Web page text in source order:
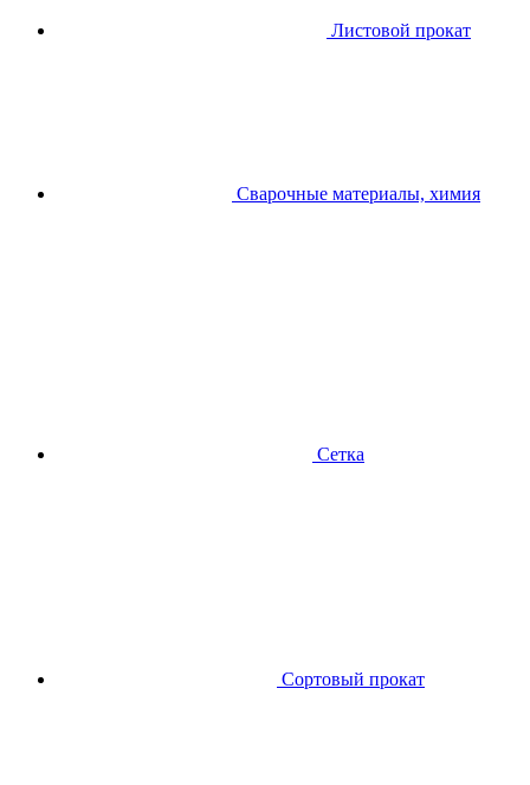
Листовой прокат
Сварочные материалы, химия
Сетка
Сортовый прокат